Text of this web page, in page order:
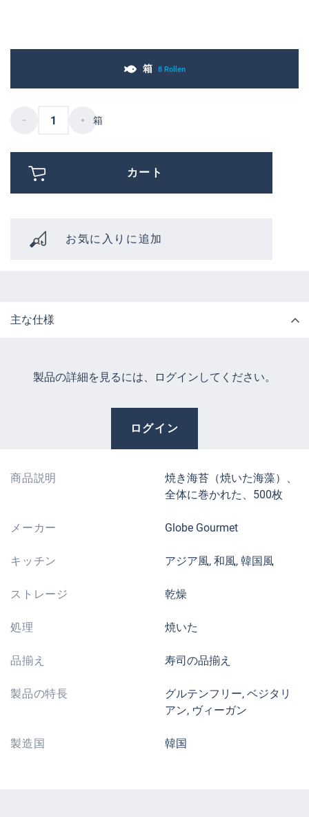
箱 8 Rollen
箱
カート
お気に入りに追加
主な仕様
製品の詳細を見るには、ログインしてください。
ログイン
商品説明
焼き海苔（焼いた海藻）、
全体に巻かれた、500枚
メーカー Globe Gourmet
キッチン アジア風, 和風, 韓国風
ストレージ 乾燥
処理 焼いた
品揃え 寿司の品揃え
製品の特長
グルテンフリー, ベジタリ
アン, ヴィーガン
製造国 韓国